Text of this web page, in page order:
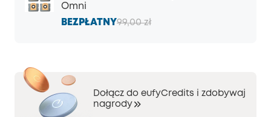
Omni
BEZPŁATNY99,00 zł
Dołącz do eufyCredits i zdobywaj
nagrody